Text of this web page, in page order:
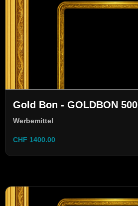
Gold Bon - GOLDBON 500
Werbemittel
CHF 1400.00